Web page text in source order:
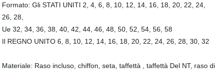
Formato: Gli STATI UNITI 2, 4, 6, 8, 10, 12, 14, 16, 18, 20, 22, 24,
26, 28,
Ue 32, 34, 36, 38, 40, 42, 44, 46, 48, 50, 52, 54, 56, 58
Il REGNO UNITO 6, 8, 10, 12, 14, 16, 18, 20, 22, 24, 26, 28, 30, 32
Materiale: Raso incluso, chiffon, seta, taffettà , taffettà Del NT, raso di